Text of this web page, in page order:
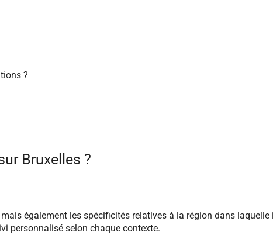
?
Bruxelles ?
également les spécificités relatives à la région dans
personnalisé selon chaque contexte.